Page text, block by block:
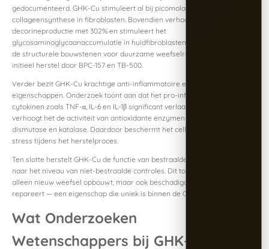
gedocumenteerd. GHK-Cu stimuleert al bij picomolaire concentraties
collageensynthese in fibroblasten. Bovendien verhoogt het
decorineproductie met 302% en stimuleert het
glycosaminoglycaanaccumulatie in huidfibroblasten. Daarmee levert het
de structurele bouwstenen voor duurzame weefselremodellering na
initieel herstel door BPC-157 en TB-500.
Verder bezit GHK-Cu krachtige anti-inflammatoire en antioxidante
eigenschappen. Onderzoek toont aan dat het pro-inflammatoire
cytokinen zoals TNF-α, IL-6 en IL-1β significant verlaagt. Tegelijkertijd
verhoogt het de activiteit van antioxidante enzymen zoals superoxide­
dismutase en katalase. Daardoor beschermt het cellen tegen oxidatieve
stress tijdens het herstelproces.
Ten slotte herstelt GHK-Cu de functie van bestraalde fibroblasten volledig
naar het niveau van niet-bestraalde controles. Dit toont aan dat het niet
alleen nieuw weefsel opbouwt, maar ook beschadigd weefsel actief
repareert — een eigenschap die uniek is binnen de Glow Stack.
Wat Onderzoeken
Wetenschappers bij GHK-Cu in de